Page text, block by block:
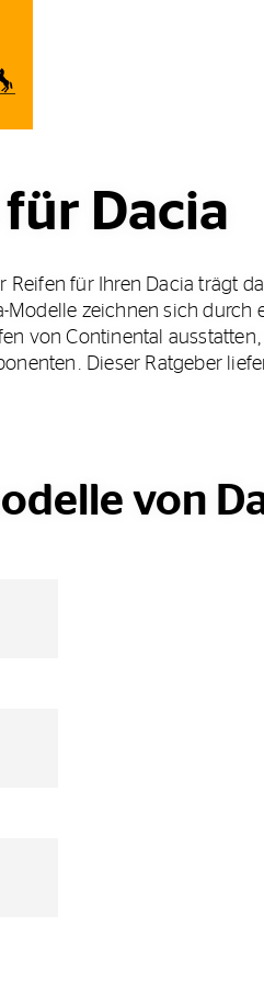
für Dacia
Reifen für Ihren Dacia trägt
Modelle zeichnen sich durch
von Continental
Dieser Ratgeber
von